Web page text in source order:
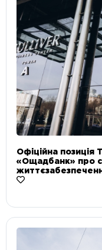
Офіційна
«Ощадбанк» про